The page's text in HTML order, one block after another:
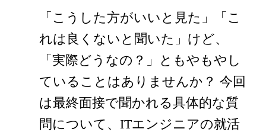
「こうした方がいいと見た」「こ
れは良くないと聞いた」けど、
「実際どうなの？」ともやもやし
ていることはありませんか？ 今回
は最終面接で聞かれる具体的な質
問について、ITエンジニアの就活